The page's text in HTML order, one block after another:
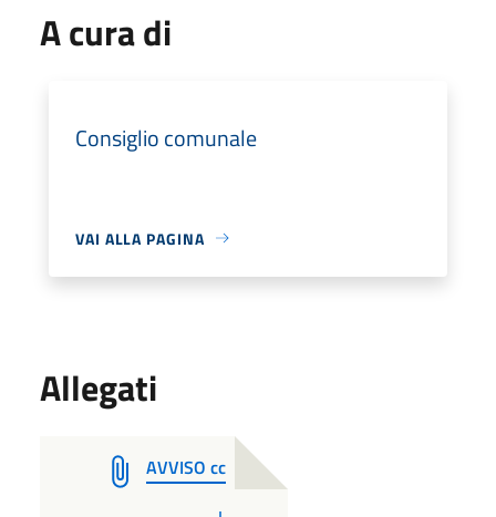
A cura di
Consiglio comunale
VAI ALLA PAGINA
Allegati
AVVISO cc